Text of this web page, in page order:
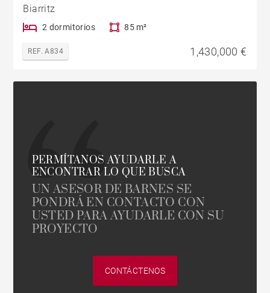
Biarritz
2 dormitorios 85 m²
REF. A834 1,430,000 €
PERMÍTANOS AYUDARLE A
ENCONTRAR LO QUE BUSCA
UN ASESOR DE BARNES SE
PONDRÁ EN CONTACTO CON
USTED PARA AYUDARLE CON SU
PROYECTO
CONTÁCTENOS